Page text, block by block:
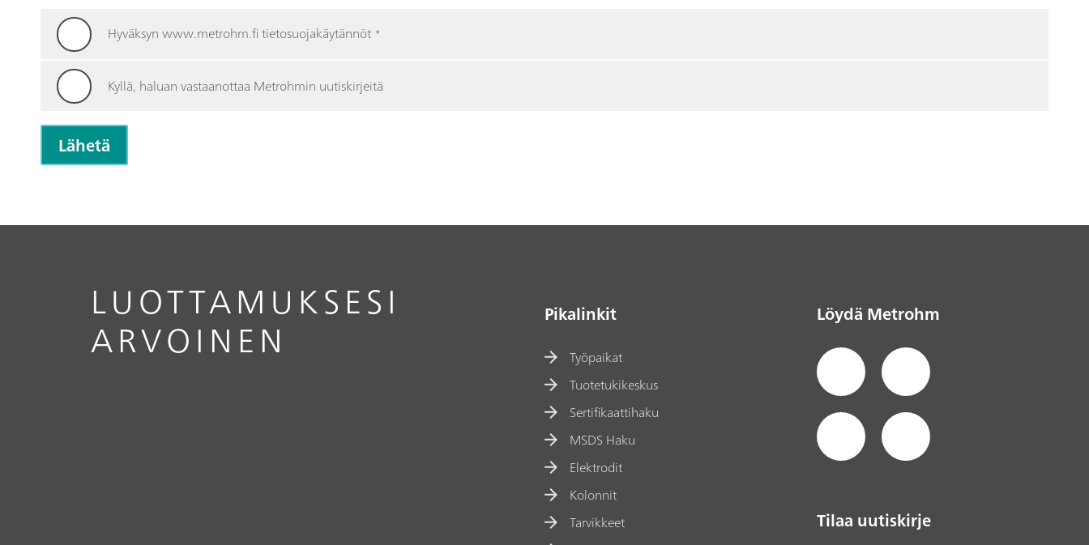
Hyväksyn www.metrohm.fi tietosuojakäytännöt *
Kyllä, haluan vastaanottaa Metrohmin uutiskirjeitä
LUOTTAMUKSESI
ARVOINEN Pikalinkit
Työpaikat
Tuotetukikeskus
Sertifikaattihaku
MSDS Haku
Elektrodit
Kolonnit
Tarvikkeet
Löydä Metrohm
Tilaa uutiskirje